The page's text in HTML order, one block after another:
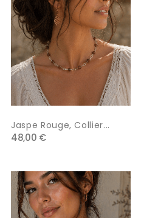
Jaspe Rouge, Collier...
48,00 €